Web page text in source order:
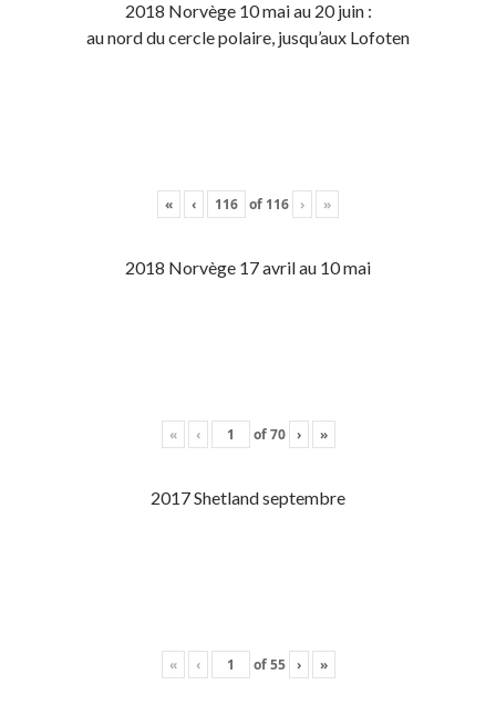
2018 Norvège 10 mai au 20 juin :
au nord du cercle polaire, jusqu’aux Lofoten
« ‹ of 116 › »
2018 Norvège 17 avril au 10 mai
« ‹ of70 › »
2017 Shetland septembre
« ‹ of55 › »